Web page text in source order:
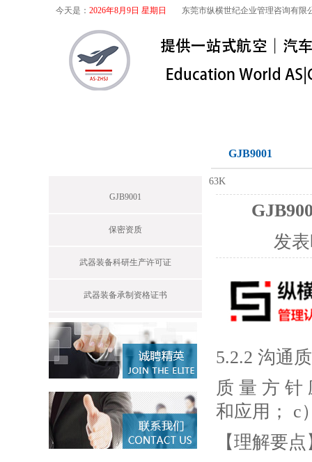
今天是： 2026年8月9日 星期日 东莞市纵横世纪企业管理咨询有限
GJB9001
保密资质
武器装备科研生产许可证
武器装备承制资格证书
GJB9001
63K
发
5.2.2 沟通
质 量 方 针
和应用； c
【理解要点